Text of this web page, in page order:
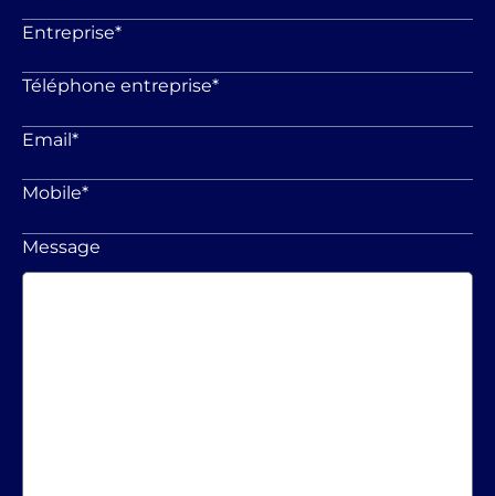
Entreprise*
Téléphone entreprise*
Email*
Mobile*
Message